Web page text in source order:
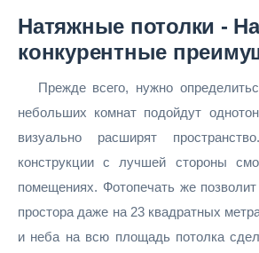
Натяжные потолки -
конкурентные
Прежде всего, нужно
небольших комнат подойдут
визуально расширят
конструкции с лучшей стороны
помещениях. Фотопечать же
простора даже на 23 квадратных
и неба на всю площадь потолка